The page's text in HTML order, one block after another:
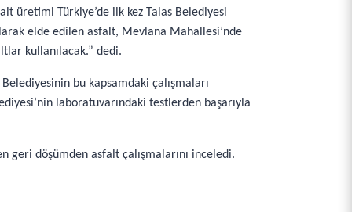
üretimi Türkiye’de ilk kez Talas Belediyesi
elde edilen asfalt, Mevlana Mahallesi’nde
kullanılacak.” dedi.
bu kapsamdaki çalışmaları
laboratuvarındaki testlerden başarıyla
geri döşümden asfalt çalışmalarını inceledi.